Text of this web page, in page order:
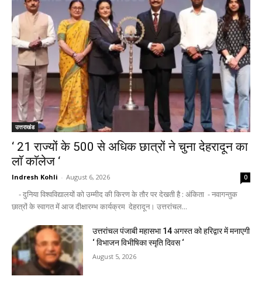
उत्तराखंड
‘ 21 राज्यों के 500 से अधिक छात्रों ने चुना देहरादून का
लाॅ काॅलेज ‘
Indresh Kohli - August 6, 2026 0
- दुनिया विश्वविद्यालयों को उम्मीद की किरण के तौर पर देखती है : अंकिता - नवागन्तुक
छात्रों के स्वागत में आज दीक्षारम्भ कार्यक्रम देहरादून। उत्तरांचल...
उत्तरांचल पंजाबी महासभा 14 अगस्त को हरिद्वार में मनाएगी
‘ विभाजन विभीषिका स्मृति दिवस ‘
August 5, 2026